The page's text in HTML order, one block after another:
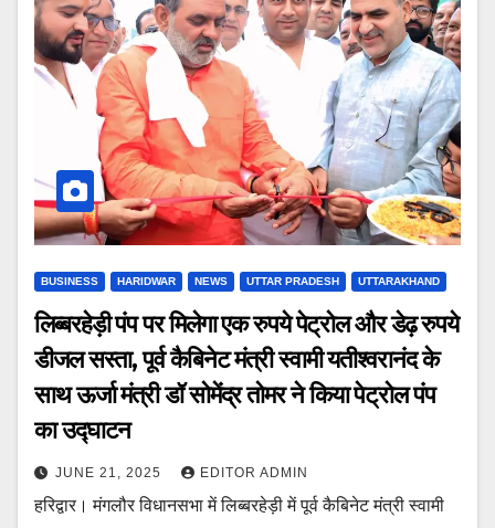
BUSINESS HARIDWAR NEWS UTTAR PRADESH UTTARAKHAND
लिब्बरहेड़ी पंप पर मिलेगा एक रुपये पेट्रोल और डेढ़ रुपये
डीजल सस्ता, पूर्व कैबिनेट मंत्री स्वामी यतीश्वरानंद के
साथ ऊर्जा मंत्री डॉ सोमेंद्र तोमर ने किया पेट्रोल पंप
का उद्घाटन
JUNE 21, 2025 EDITOR ADMIN
हरिद्वार। मंगलौर विधानसभा में लिब्बरहेड़ी में पूर्व कैबिनेट मंत्री स्वामी